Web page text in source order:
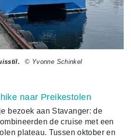
© Yvonne Schinkel
naar Preikestolen
bezoek aan Stavanger: de
de cruise met een
plateau. Tussen oktober en